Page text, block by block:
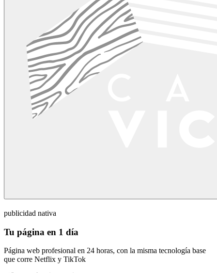
publicidad nativa
Tu página en 1 día
Página web profesional en 24 horas, con la misma tecnología base
que corre Netflix y TikTok